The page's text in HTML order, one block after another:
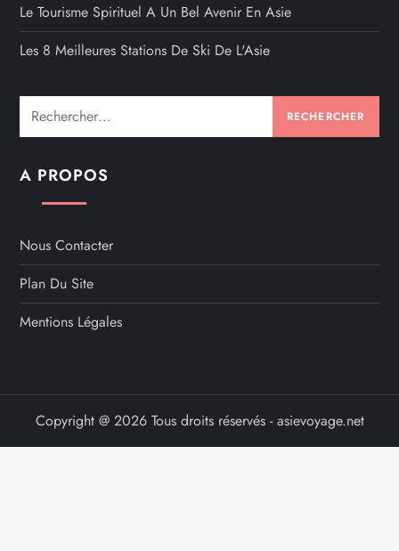
Le Tourisme Spirituel A Un Bel Avenir En Asie
Les 8 Meilleures Stations De Ski De L'Asie
Rechercher :
A PROPOS
Nous Contacter
Plan Du Site
Mentions Légales
Copyright @ 2026 Tous droits réservés - asievoyage.net